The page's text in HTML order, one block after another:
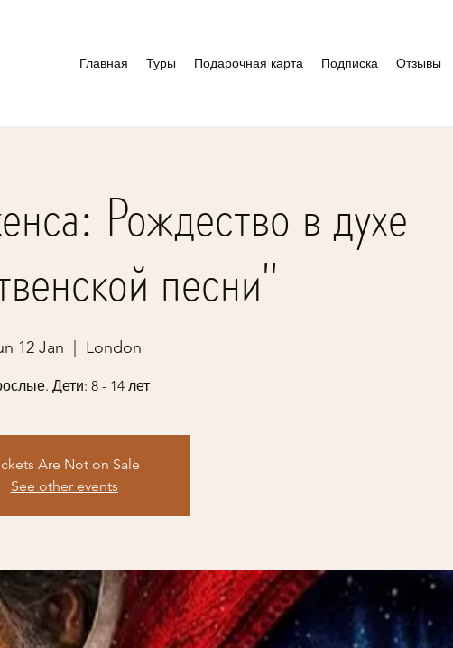
Главная Туры Подарочная карта Подписка Отзывы
Рождество в духе
песни"
12 Jan London
Дети: 8 - 14 лет
Are Not on Sale
See other events